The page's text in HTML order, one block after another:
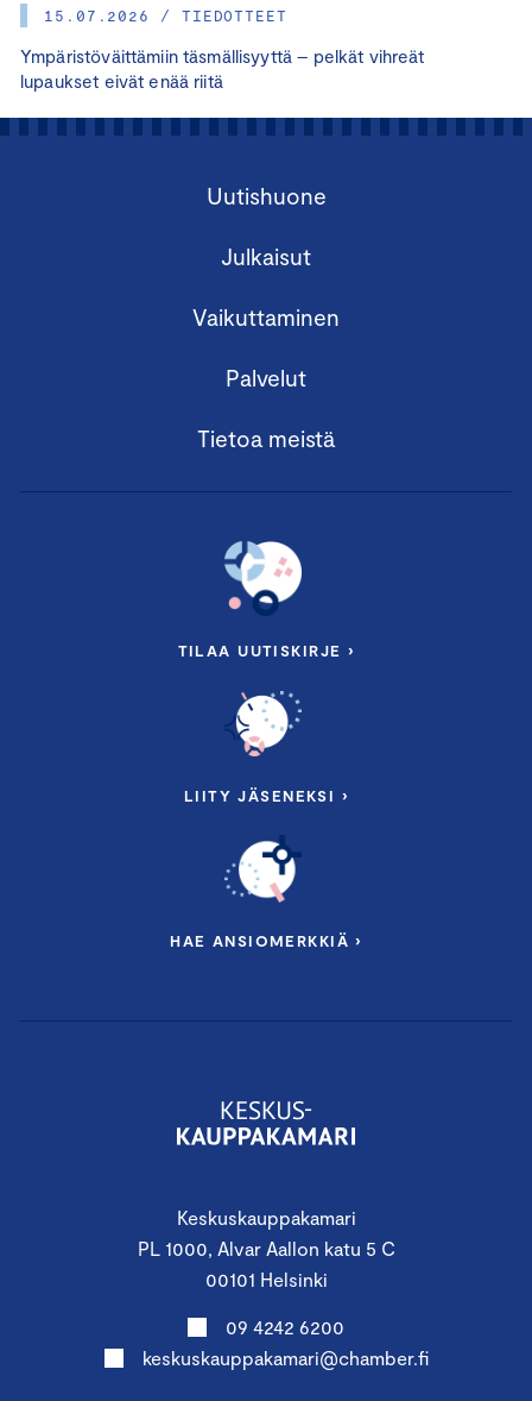
15.07.2026 / TIEDOTTEET
Ympäristöväittämiin täsmällisyyttä – pelkät vihreät
lupaukset eivät enää riitä
Keskuskauppakamari
PL 1000, Alvar Aallon katu 5 C
00101 Helsinki
09 4242 6200
keskuskauppakamari@chamber.fi
Uutishuone
Julkaisut
Vaikuttaminen
Palvelut
Tietoa meistä
TILAA UUTISKIRJE ›
LIITY JÄSENEKSI ›
HAE ANSIOMERKKIÄ ›